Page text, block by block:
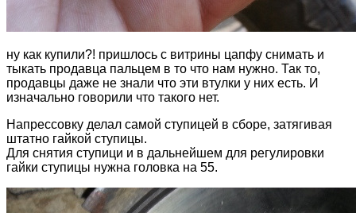
ну как купили?! пришлось с витрины цапфу снимать и
тыкать продавца пальцем в то что нам нужно. Так то,
продавцы даже не знали что эти втулки у них есть. И
изначально говорили что такого нет.
Напрессовку делал самой ступицей в сборе, затягивая
штатно гайкой ступицы.
Для снятия ступици и в дальнейшем для регулировки
гайки ступицы нужна головка на 55.